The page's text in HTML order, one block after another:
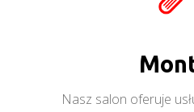
Nasz salon oferuje